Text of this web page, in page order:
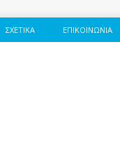
ΣΧΕΤΙΚΆ ΕΠΙΚΟΙΝΩΝΊΑ